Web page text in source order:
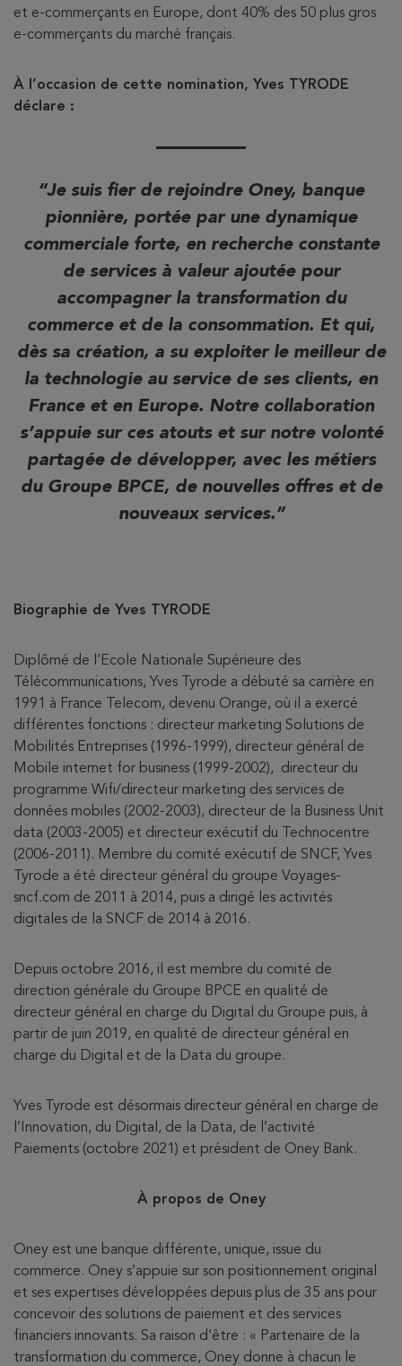
et e-commerçants en Europe, dont 40% des 50 plus gros
e-commerçants du marché français.
À l’occasion de cette nomination, Yves TYRODE
déclare :
Je suis fier de rejoindre Oney, banque
pionnière, portée par une dynamique
commerciale forte, en recherche constante
de services à valeur ajoutée pour
accompagner la transformation du
commerce et de la consommation. Et qui,
dès sa création, a su exploiter le meilleur de
la technologie au service de ses clients, en
France et en Europe. Notre collaboration
s’appuie sur ces atouts et sur notre volonté
partagée de développer, avec les métiers
du Groupe BPCE, de nouvelles offres et de
nouveaux services.
Biographie de Yves TYRODE
Diplômé de l’Ecole Nationale Supérieure des
Télécommunications, Yves Tyrode a débuté sa carrière en
1991 à France Telecom, devenu Orange, où il a exercé
différentes fonctions : directeur marketing Solutions de
Mobilités Entreprises (1996-1999), directeur général de
Mobile internet for business (1999-2002), directeur du
programme Wifi/directeur marketing des services de
données mobiles (2002-2003), directeur de la Business Unit
data (2003-2005) et directeur exécutif du Technocentre
(2006-2011). Membre du comité exécutif de SNCF, Yves
Tyrode a été directeur général du groupe Voyages-
sncf.com de 2011 à 2014, puis a dirigé les activités
digitales de la SNCF de 2014 à 2016.
Depuis octobre 2016, il est membre du comité de
direction générale du Groupe BPCE en qualité de
directeur général en charge du Digital du Groupe puis, à
partir de juin 2019, en qualité de directeur général en
charge du Digital et de la Data du groupe.
Yves Tyrode est désormais directeur général en charge de
l’Innovation, du Digital, de la Data, de l’activité
Paiements (octobre 2021) et président de Oney Bank.
À propos de Oney
Oney est une banque différente, unique, issue du
commerce. Oney s’appuie sur son positionnement original
et ses expertises développées depuis plus de 35 ans pour
concevoir des solutions de paiement et des services
financiers innovants. Sa raison d’être : « Partenaire de la
transformation du commerce, Oney donne à chacun le